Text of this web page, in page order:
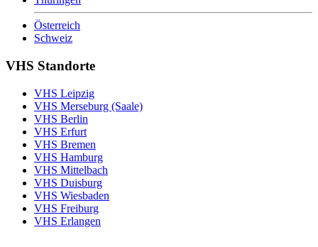
Österreich
Schweiz
VHS Standorte
VHS Leipzig
VHS Merseburg (Saale)
VHS Berlin
VHS Erfurt
VHS Bremen
VHS Hamburg
VHS Mittelbach
VHS Duisburg
VHS Wiesbaden
VHS Freiburg
VHS Erlangen